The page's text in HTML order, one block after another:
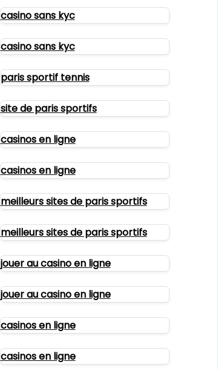
casino sans kyc
casino sans kyc
paris sportif tennis
site de paris sportifs
casinos en ligne
casinos en ligne
meilleurs sites de paris sportifs
meilleurs sites de paris sportifs
jouer au casino en ligne
jouer au casino en ligne
casinos en ligne
casinos en ligne